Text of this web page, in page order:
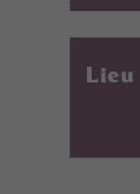
Lieu